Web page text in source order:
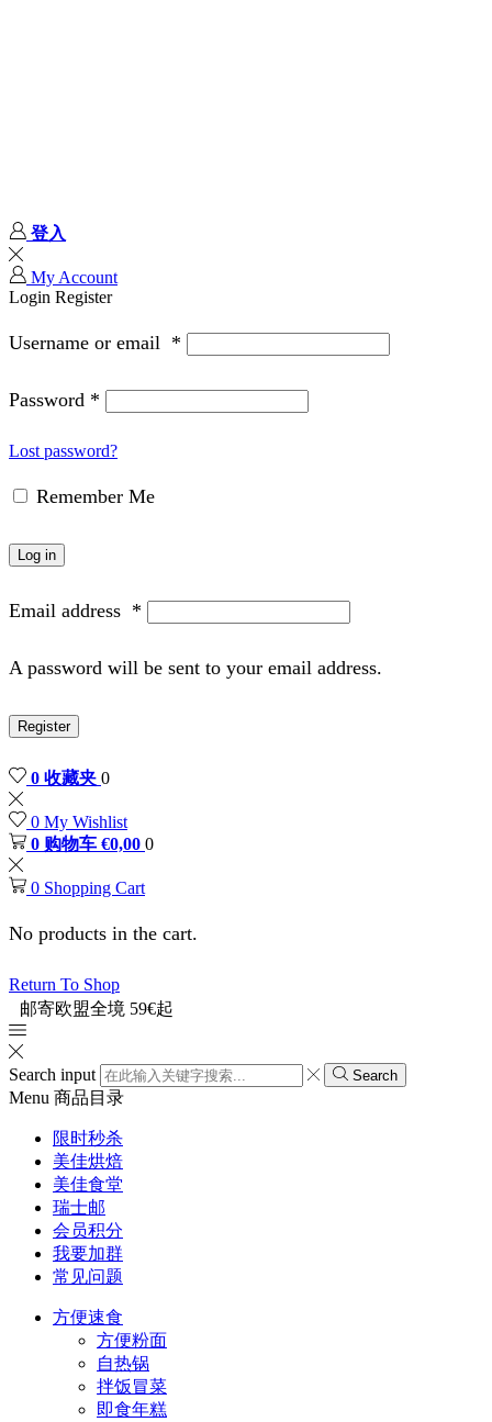
登入
My Account
Login Register
Username or email *
Password *
Lost password?
Remember Me
Log in
Email address *
A password will be sent to your email address.
Register
0 收藏夹 0
0 My Wishlist
0 购物车 €0,00 0
0 Shopping Cart
No products in the cart.
Return To Shop
邮寄欧盟全境 59€起
Search input Search
Menu 商品目录
限时秒杀
美佳烘焙
美佳食堂
瑞士邮
会员积分
我要加群
常见问题
方便速食
方便粉面
自热锅
拌饭冒菜
即食年糕